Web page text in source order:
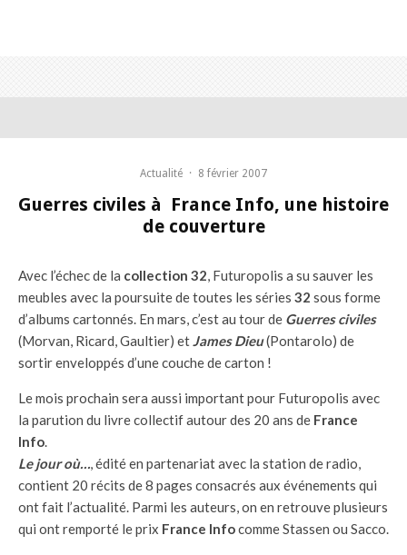
Actualité · 8 février 2007
Guerres civiles à France Info, une histoire
de couverture
Avec l’échec de la collection 32, Futuropolis a su sauver les
meubles avec la poursuite de toutes les séries 32 sous forme
d’albums cartonnés. En mars, c’est au tour de Guerres civiles
(Morvan, Ricard, Gaultier) etJames Dieu(Pontarolo) de
sortir enveloppés d’une couche de carton !
Le mois prochain sera aussi important pour Futuropolis avec
la parution du livre collectif autour des 20 ans de France
Info.
Le jour où…, édité en partenariat avec la station de radio,
contient 20 récits de 8 pages consacrés aux événements qui
ont fait l’actualité. Parmi les auteurs, on en retrouve plusieurs
qui ont remporté le prix France Infocomme Stassen ou Sacco.